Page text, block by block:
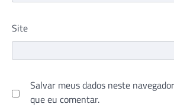
Site
Salvar meus dados neste
que eu comentar.